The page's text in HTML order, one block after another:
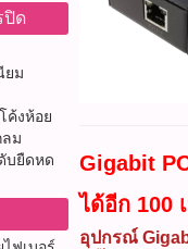
ปิด
ยม
ค้งห้อย
ม
บยืดหด
Gigabit
ได้อีก 100
อุปกรณ์